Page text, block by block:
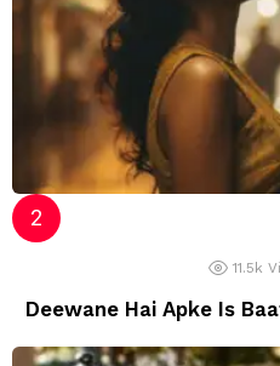
11.5k
Deewane Hai Apke Is